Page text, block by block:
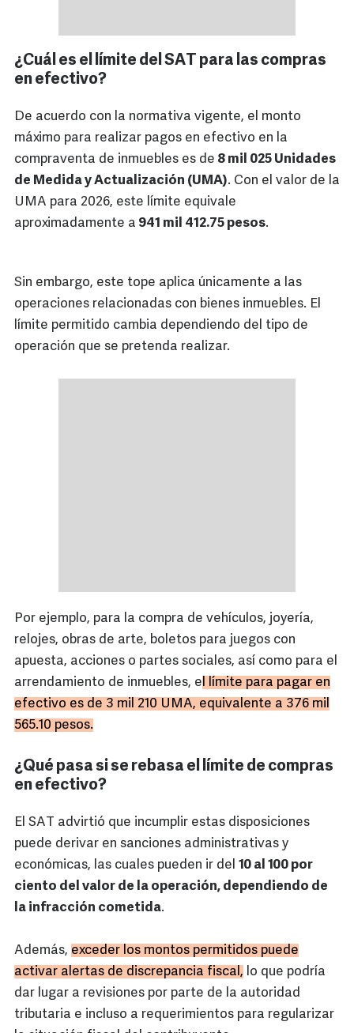
¿Cuál es el límite del SAT para las compras
en efectivo?
De acuerdo con la normativa vigente, el monto
máximo para realizar pagos en efectivo en la
compraventa de inmuebles es de 8 mil 025 Unidades
de Medida y Actualización (UMA). Con el valor de la
UMA para 2026, este límite equivale
aproximadamente a 941 mil 412.75 pesos.
Sin embargo, este tope aplica únicamente a las
operaciones relacionadas con bienes inmuebles. El
límite permitido cambia dependiendo del tipo de
operación que se pretenda realizar.
Por ejemplo, para la compra de vehículos, joyería,
relojes, obras de arte, boletos para juegos con
apuesta, acciones o partes sociales, así como para el
arrendamiento de inmuebles, el límite para pagar en
efectivo es de 3 mil 210 UMA, equivalente a 376 mil
565.10 pesos.
¿Qué pasa si se rebasa el límite de compras
en efectivo?
El SAT advirtió que incumplir estas disposiciones
puede derivar en sanciones administrativas y
económicas, las cuales pueden ir del 10 al 100 por
ciento del valor de la operación, dependiendo de
la infracción cometida.
Además, exceder los montos permitidos puede
activar alertas de discrepancia fiscal, lo que podría
dar lugar a revisiones por parte de la autoridad
tributaria e incluso a requerimientos para regularizar